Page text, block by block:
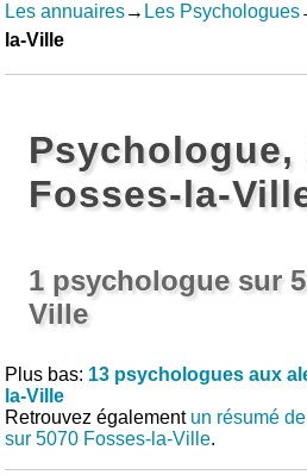
Les annuaires→ Les Psychologues
la-Ville
Psychologue,
Fosses-la-
1 psychologue sur
Ville
Plus bas: 13 psychologues aux
la-Ville
Retrouvez également un résumé
sur 5070 Fosses-la-Ville.